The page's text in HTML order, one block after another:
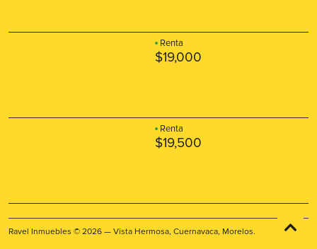
Renta
$19,000
Renta
$19,500
Ravel Inmuebles © 2026 — Vista Hermosa, Cuernavaca, Morelos.